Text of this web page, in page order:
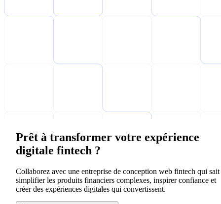
Prêt à transformer votre expérience
digitale fintech ?
Collaborez avec une entreprise de conception web fintech qui sait
simplifier les produits financiers complexes, inspirer confiance et
créer des expériences digitales qui convertissent.